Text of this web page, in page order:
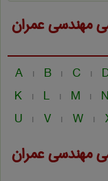
مهندسی عمران
A | B | C |
K | L | M | N
U | V | W |
مهندسی عمران